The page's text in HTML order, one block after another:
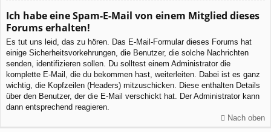
Ich habe eine Spam-E-Mail von einem Mitglied dieses
Forums erhalten!
Es tut uns leid, das zu hören. Das E-Mail-Formular dieses Forums hat
einige Sicherheitsvorkehrungen, die Benutzer, die solche Nachrichten
senden, identifizieren sollen. Du solltest einem Administrator die
komplette E-Mail, die du bekommen hast, weiterleiten. Dabei ist es ganz
wichtig, die Kopfzeilen (Headers) mitzuschicken. Diese enthalten Details
über den Benutzer, der die E-Mail verschickt hat. Der Administrator kann
dann entsprechend reagieren.
Nach oben